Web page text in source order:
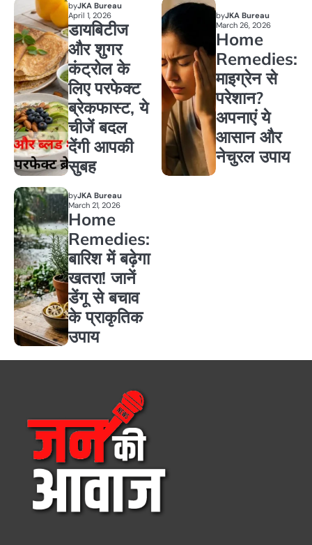
byJKA Bureau
April 1, 2026
डायबिटीज
और शुगर
कंट्रोल के
लिए परफेक्ट
ब्रेकफास्ट, ये
चीजें बदल
देंगी आपकी
सुबह
byJKA Bureau
March 26, 2026
Home
Remedies:
माइग्रेन से
परेशान?
अपनाएं ये
आसान और
नेचुरल उपाय
byJKA Bureau
March 21, 2026
Home
Remedies:
बारिश में बढ़ेगा
खतरा! जानें
डेंगू से बचाव
के प्राकृतिक
उपाय